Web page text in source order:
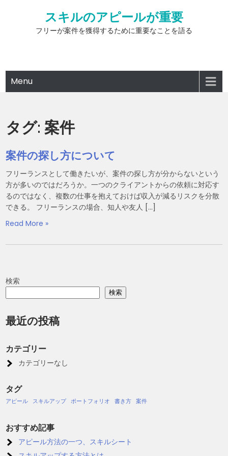
スキルのアピールが重要
フリーが案件を獲得するために重要なことを語る
Menu
タグ: 案件
案件の探し方について
フリーランスとして働きたいが、案件の探し方が分からないという
方が多いのではだろうか。一つのクライアントからの依頼に対応す
るのではなく、複数の仕事を抱えておけば収入が減るリスクを分散
できる。 フリーランスの場合、知人や友人 […]
Read More »
検索
検索
最近の投稿
カテゴリー
カテゴリーなし
タグ
アピール スキルアップ ポートフォリオ 書き方 案件
おすすめ記事
アピール方法の一つ、スキルシート